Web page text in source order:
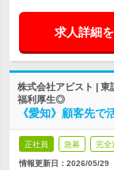
求人詳細
株式会社アビスト | 東
福利厚生◎
《愛知》顧客先
正社員 急募 完全
情報更新日：2026/05/29